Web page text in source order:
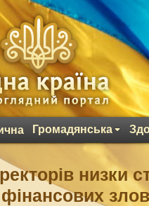
Громадянська
низки